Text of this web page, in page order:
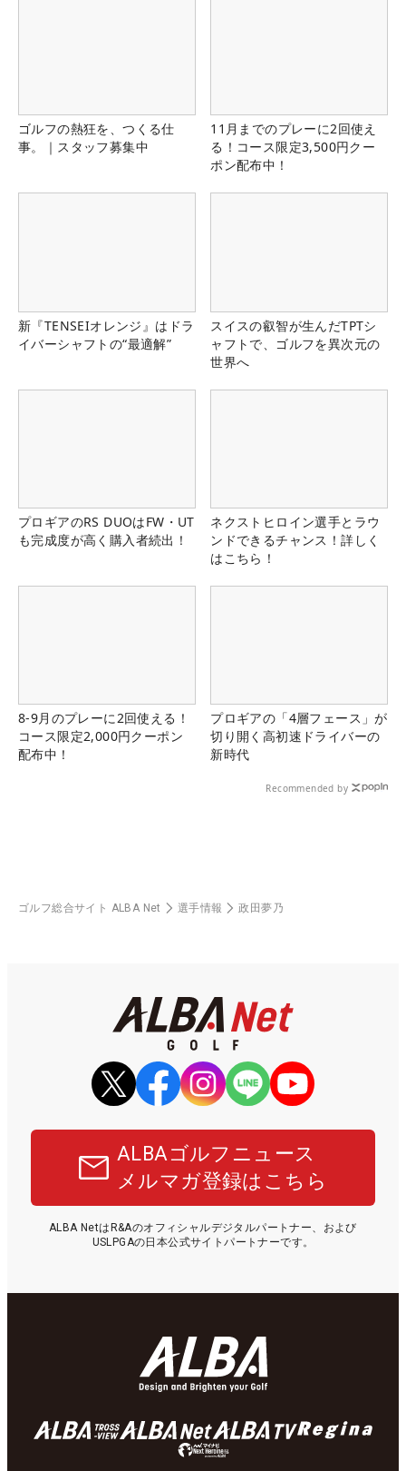
ゴルフの熱狂を、つくる仕
事。｜スタッフ募集中
11月までのプレーに2回使え
る！コース限定3,500円クー
ポン配布中！
新『TENSEIオレンジ』はドラ
イバーシャフトの“最適解”
スイスの叡智が生んだTPTシ
ャフトで、ゴルフを異次元の
世界へ
プロギアのRS DUOはFW・UT
も完成度が高く購入者続出！
ネクストヒロイン選手とラウ
ンドできるチャンス！詳しく
はこちら！
8-9月のプレーに2回使える！
コース限定2,000円クーポン
配布中！
プロギアの「4層フェース」が
切り開く高初速ドライバーの
新時代
Recommended by
ゴルフ総合サイト ALBA Net 選手情報 政田夢乃
ALBAゴルフニュース
メルマガ登録はこちら
ALBA NetはR&Aのオフィシャルデジタルパートナー、および
USLPGAの日本公式サイトパートナーです。